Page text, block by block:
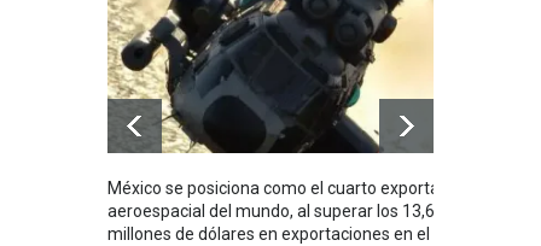
México se posiciona como el cuarto exportador
aeroespacial del mundo, al superar los 13,600
millones de dólares en exportaciones en el